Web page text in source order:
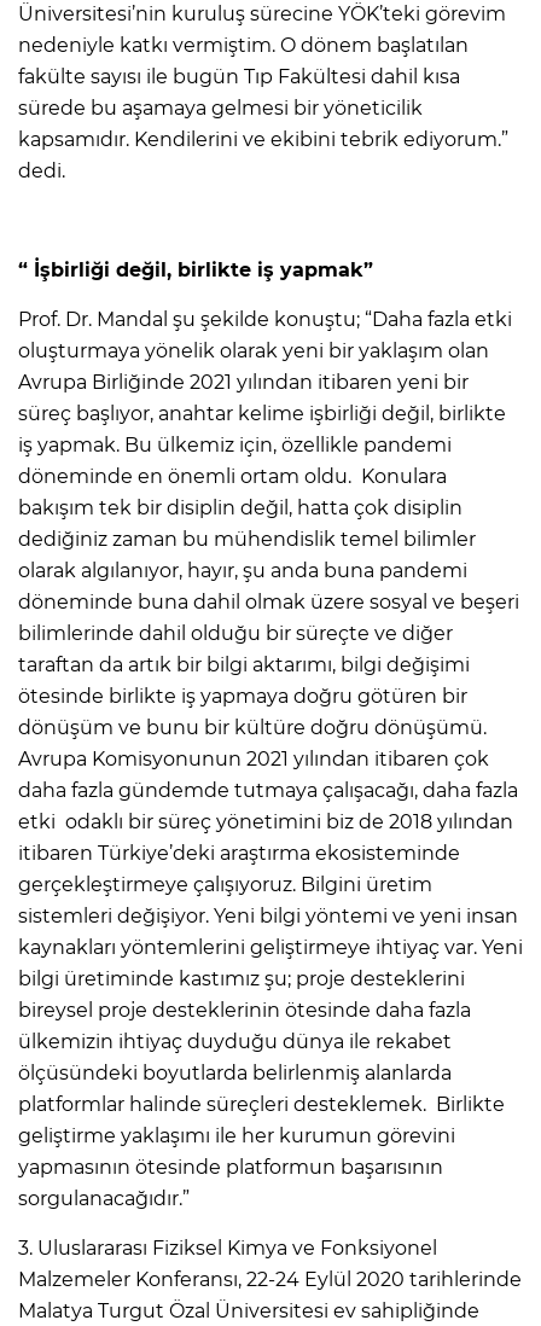
Üniversitesi’nin kuruluş sürecine YÖK’teki görevim
nedeniyle katkı vermiştim. O dönem başlatılan
fakülte sayısı ile bugün Tıp Fakültesi dahil kısa
sürede bu aşamaya gelmesi bir yöneticilik
kapsamıdır. Kendilerini ve ekibini tebrik ediyorum.”
dedi.
“ İşbirliği değil, birlikte iş yapmak”
Prof. Dr. Mandal şu şekilde konuştu; “Daha fazla etki
oluşturmaya yönelik olarak yeni bir yaklaşım olan
Avrupa Birliğinde 2021 yılından itibaren yeni bir
süreç başlıyor, anahtar kelime işbirliği değil, birlikte
iş yapmak. Bu ülkemiz için, özellikle pandemi
döneminde en önemli ortam oldu. Konulara
bakışım tek bir disiplin değil, hatta çok disiplin
dediğiniz zaman bu mühendislik temel bilimler
olarak algılanıyor, hayır, şu anda buna pandemi
döneminde buna dahil olmak üzere sosyal ve beşeri
bilimlerinde dahil olduğu bir süreçte ve diğer
taraftan da artık bir bilgi aktarımı, bilgi değişimi
ötesinde birlikte iş yapmaya doğru götüren bir
dönüşüm ve bunu bir kültüre doğru dönüşümü.
Avrupa Komisyonunun 2021 yılından itibaren çok
daha fazla gündemde tutmaya çalışacağı, daha fazla
etki odaklı bir süreç yönetimini biz de 2018 yılından
itibaren Türkiye’deki araştırma ekosisteminde
gerçekleştirmeye çalışıyoruz. Bilgini üretim
sistemleri değişiyor. Yeni bilgi yöntemi ve yeni insan
kaynakları yöntemlerini geliştirmeye ihtiyaç var. Yeni
bilgi üretiminde kastımız şu; proje desteklerini
bireysel proje desteklerinin ötesinde daha fazla
ülkemizin ihtiyaç duyduğu dünya ile rekabet
ölçüsündeki boyutlarda belirlenmiş alanlarda
platformlar halinde süreçleri desteklemek. Birlikte
geliştirme yaklaşımı ile her kurumun görevini
yapmasının ötesinde platformun başarısının
sorgulanacağıdır.”
3. Uluslararası Fiziksel Kimya ve Fonksiyonel
Malzemeler Konferansı, 22-24 Eylül 2020 tarihlerinde
Malatya Turgut Özal Üniversitesi ev sahipliğinde